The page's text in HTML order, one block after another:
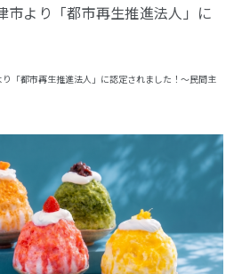
市より「都市再生推進法人」に
「都市再生推進法人」に認定されました！〜民間主